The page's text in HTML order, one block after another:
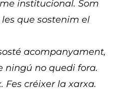
institucional. Som
que sostenim el
acompanyament,
ningú no quedi fora.
créixer la xarxa.